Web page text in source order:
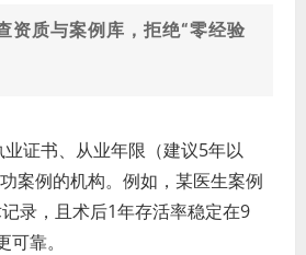
资质与案例库，拒绝“零经验
证书、从业年限（建议5年以
案例的机构。例如，某医生案例
录，且术后1年存活率稳定在9
靠。